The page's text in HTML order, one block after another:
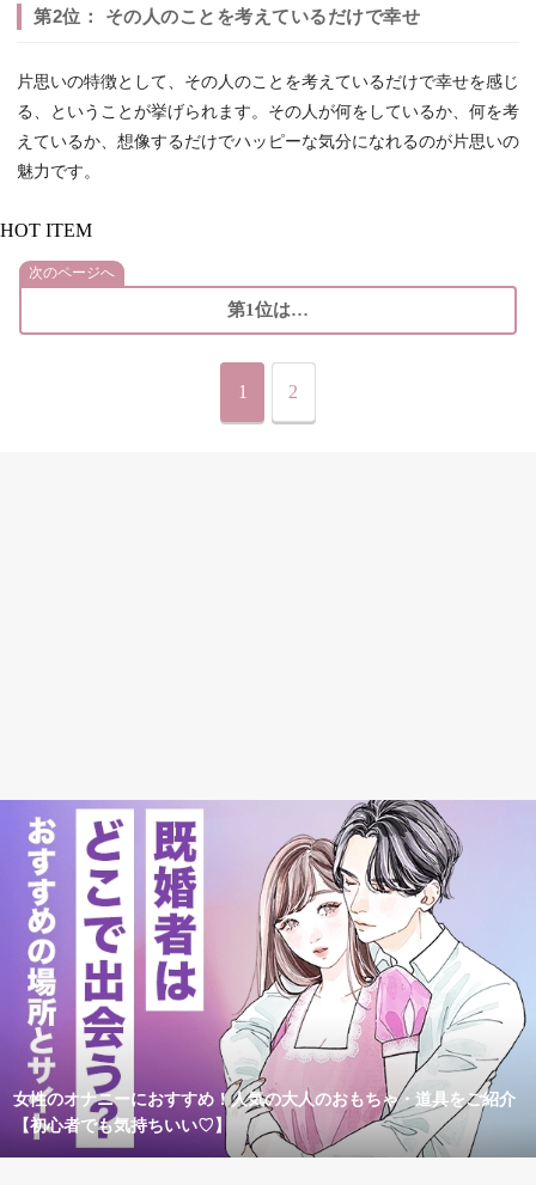
第2位： その人のことを考えているだけで幸せ
片思いの特徴として、その人のことを考えているだけで幸せを感じ
る、ということが挙げられます。その人が何をしているか、何を考
えているか、想像するだけでハッピーな気分になれるのが片思いの
魅力です。
HOT ITEM
次のページへ
第1位は…
1 2
女性のオナニーにおすすめ！人気の大人のおもちゃ・道具をご紹介
【初心者でも気持ちいい♡】